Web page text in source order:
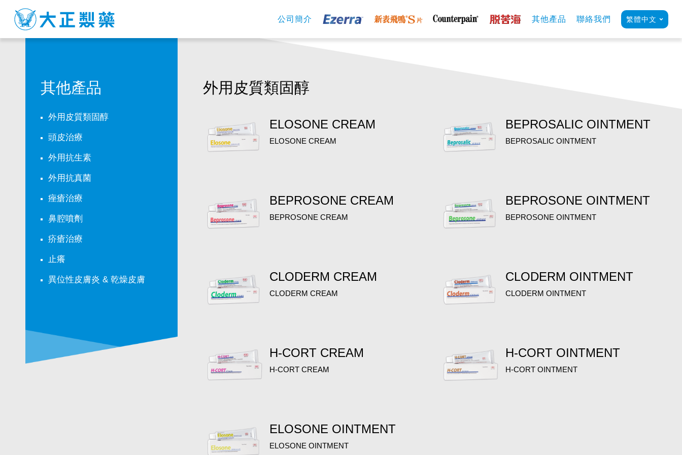
其
他
繁體中文
公司簡介 其他產品 聯絡我們
其他產品
外用皮質類固醇
頭皮治療
外用抗生素
外用抗真菌
痤瘡治療
鼻腔噴劑
疥瘡治療
止癢
異位性皮膚炎 & 乾燥皮膚
外用皮質類固醇
ELOSONE CREAM
ELOSONE CREAM
BEPROSALIC OINTMENT
BEPROSALIC OINTMENT
BEPROSONE CREAM
BEPROSONE CREAM
BEPROSONE OINTMENT
BEPROSONE OINTMENT
CLODERM CREAM
CLODERM CREAM
CLODERM OINTMENT
CLODERM OINTMENT
H-CORT CREAM
H-CORT CREAM
H-CORT OINTMENT
H-CORT OINTMENT
ELOSONE OINTMENT
ELOSONE OINTMENT